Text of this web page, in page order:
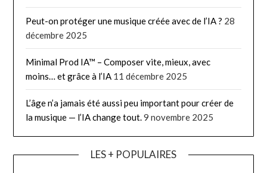
Peut-on protéger une musique créée avec de l’IA ? 28
décembre 2025
Minimal Prod IA™ – Composer vite, mieux, avec
moins… et grâce à l’IA 11 décembre 2025
L’âge n’a jamais été aussi peu important pour créer de
la musique — l’IA change tout.9 novembre 2025
LES + POPULAIRES